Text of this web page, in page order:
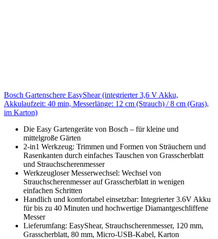
Bosch Gartenschere EasyShear (integrierter 3,6 V Akku,
Akkulaufzeit: 40 min, Messerlänge: 12 cm (Strauch) / 8 cm (Gras),
im Karton)
Die Easy Gartengeräte von Bosch – für kleine und
mittelgroße Gärten
2-in1 Werkzeug: Trimmen und Formen von Sträuchern und
Rasenkanten durch einfaches Tauschen von Grasscherblatt
und Strauchscherenmesser
Werkzeugloser Messerwechsel: Wechsel von
Strauchscherenmesser auf Grasscherblatt in wenigen
einfachen Schritten
Handlich und komfortabel einsetzbar: Integrierter 3.6V Akku
für bis zu 40 Minuten und hochwertige Diamantgeschliffene
Messer
Lieferumfang: EasyShear, Strauchscherenmesser, 120 mm,
Grasscherblatt, 80 mm, Micro-USB-Kabel, Karton